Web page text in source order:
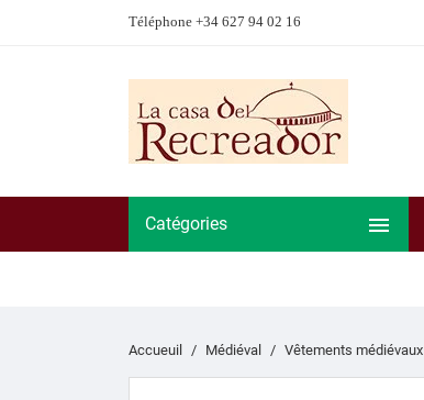
Téléphone +34 627 94 02 16
Catégories 
Accueuil Médiéval Vêtements médiévaux